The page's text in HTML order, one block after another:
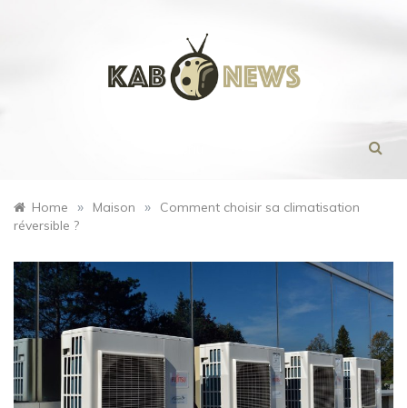
Home » Maison »
Comment choisir sa climatisation
réversible ?